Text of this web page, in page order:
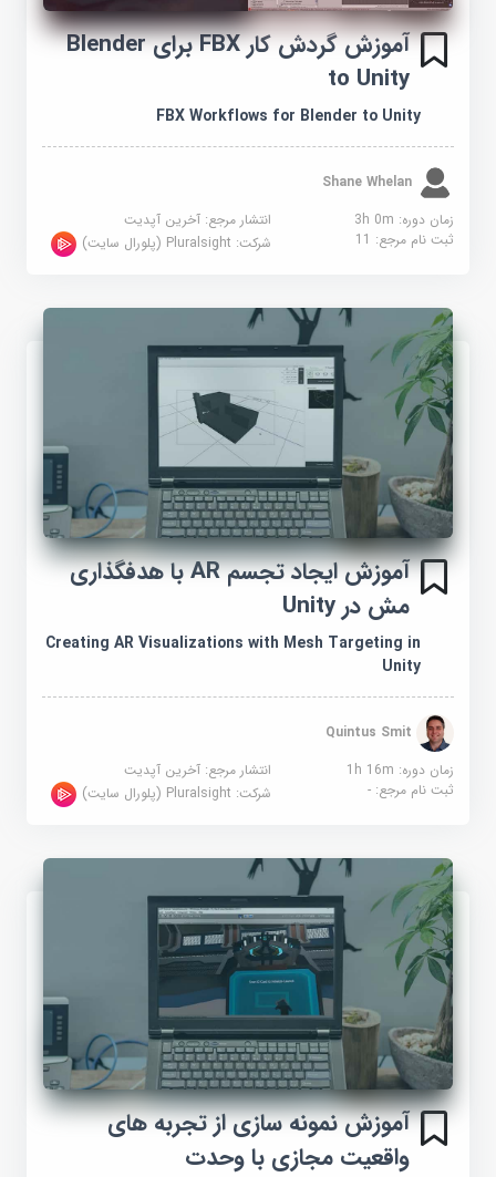
آموزش گردش کار FBX برای Blender
to Unity
FBX Workflows for Blender to Unity
Shane Whelan
زمان دوره: 3h 0m
انتشار مرجع:آخرین آپدیت
ثبت نام مرجع:11 شرکت:Pluralsight (پلورال سایت)
آموزش ایجاد تجسم AR با هدفگذاری
مش در Unity
Creating AR Visualizations with Mesh Targeting in
Unity
Quintus Smit
زمان دوره: 1h 16m
انتشار مرجع:آخرین آپدیت
ثبت نام مرجع:- شرکت:Pluralsight (پلورال سایت)
آموزش نمونه سازی از تجربه های
واقعیت مجازی با وحدت